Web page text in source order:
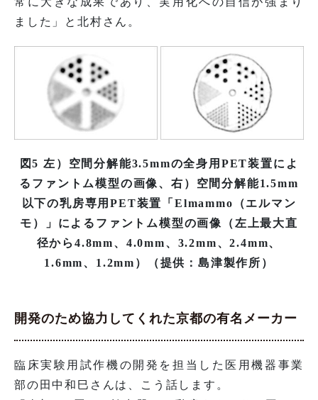
ました」と北村さん。
図5 左）空間分解能3.5mmの全身用PET装置によ
るファントム模型の画像、右）空間分解能1.5mm
以下の乳房専用PET装置「Elmammo（エルマン
モ）」によるファントム模型の画像（左上最大直
径から4.8mm、4.0mm、3.2mm、2.4mm、
1.6mm、1.2mm）（提供：島津製作所）
開発のため協力してくれた京都の有名メーカー
臨床実験用試作機の開発を担当した医用機器事業
部の田中和巳さんは、こう話します。